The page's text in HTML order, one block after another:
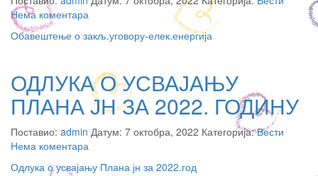
Нема коментара
Обавештење о закљ.уговору-елек.енергија
ОДЛУКА О УСВАЈАЊУ
ПЛАНА ЈН ЗА 2022. ГОДИНУ
Поставио: admin Датум: 7 октобра, 2022 Категорија:Вести
Нема коментара
Одлука о усвајању Плана јн за 2022.год